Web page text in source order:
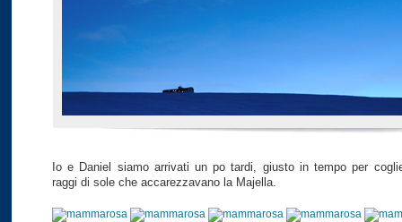
Io e Daniel siamo arrivati un po tardi, giusto in tempo per
raggi di sole che accarezzavano la Majella.